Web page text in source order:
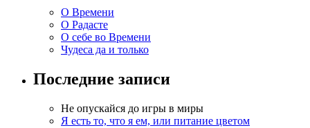
О Времени
О Радасте
О себе во Времени
Чудеса да и только
Последние записи
Не опускайся до игры в миры
Я есть то, что я ем, или питание цветом